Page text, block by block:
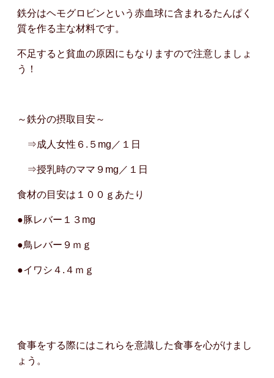
鉄分はヘモグロビンという赤血球に含まれるたんぱく
質を作る主な材料です。
不足すると貧血の原因にもなりますので注意しましょ
う！
～鉄分の摂取目安～
⇒成人女性６.５mg／１日
⇒授乳時のママ９mg／１日
食材の目安は１００ｇあたり
●豚レバー１３mg
●鳥レバー９ｍｇ
●イワシ４.４ｍｇ
食事をする際にはこれらを意識した食事を心がけまし
ょう。